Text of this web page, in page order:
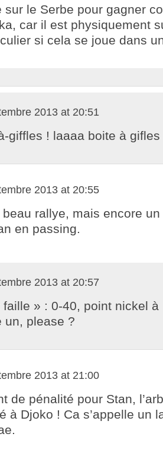
sur le Serbe pour gagner
car il est physiquement
si cela se joue dans
2013 at 20:51
giffles ! laaaa boite à gifles
2013 at 20:55
beau rallye, mais encore
en passing.
2013 at 20:57
faille » : 0-40, point nickel
un, please ?
2013 at 21:00
de pénalité pour Stan,
à Djoko ! Ca s’appelle un